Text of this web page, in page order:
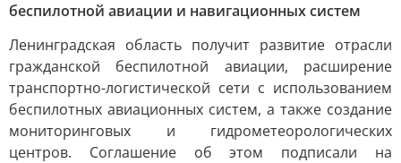
беспилотной авиации и навигационных систем
Ленинградская область получит развитие отрасли
гражданской беспилотной авиации, расширение
транспортно-логистической сети с использованием
беспилотных авиационных систем, а также создание
мониторинговых и гидрометеорологических
центров. Соглашение об этом подписали на